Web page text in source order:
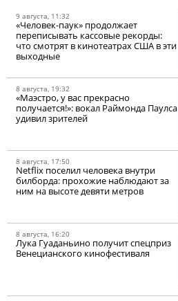
9 августа, 11:32
«Человек-паук» продолжает
переписывать кассовые рекорды:
что смотрят в кинотеатрах США в эти
выходные
8 августа, 19:32
«Маэстро, у вас прекрасно
получается!»: вокал Раймонда Паулса
удивил зрителей
8 августа, 17:50
Netflix поселил человека внутри
билборда: прохожие наблюдают за
ним на высоте девяти метров
8 августа, 16:20
Лука Гуаданьино получит спецприз
Венецианского кинофестиваля